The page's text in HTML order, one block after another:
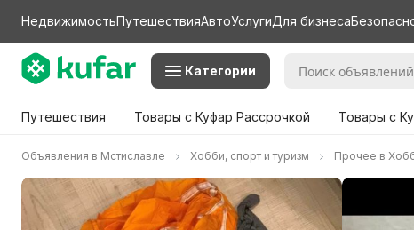
НедвижимостьПутешествияАвтоУслугиДля бизнеса
Категории
Путешествия Товары с Куфар Рассрочкой Товары с
Объявления в Мстиславле Хобби, спорт и туризм Прочее в